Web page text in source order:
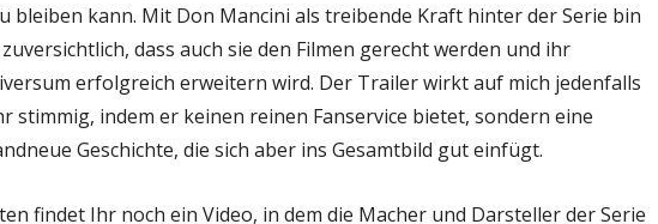
bleiben kann. Mit Don Mancini als treibende Kraft hinter der Serie bin
dass auch sie den Filmen gerecht werden und ihr
erfolgreich erweitern wird. Der Trailer wirkt auf mich jedenfalls
stimmig, indem er keinen reinen Fanservice bietet, sondern eine
Geschichte, die sich aber ins Gesamtbild gut einfügt.
findet Ihr noch ein Video, in dem die Macher und Darsteller der Serie